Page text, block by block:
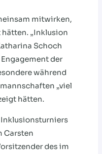
mitwirken,
„Inklusion
Schoch
der
während
„viel
hätten.
Inklusionsturniers
Carsten
des im